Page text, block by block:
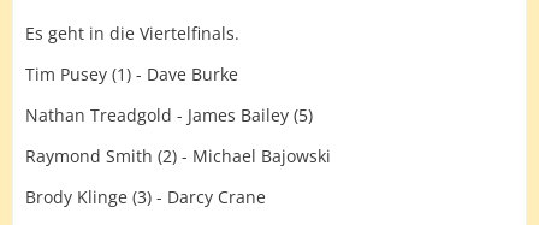
Es geht in die Viertelfinals.
Tim Pusey (1) - Dave Burke
Nathan Treadgold - James Bailey (5)
Raymond Smith (2) - Michael Bajowski
Brody Klinge (3) - Darcy Crane